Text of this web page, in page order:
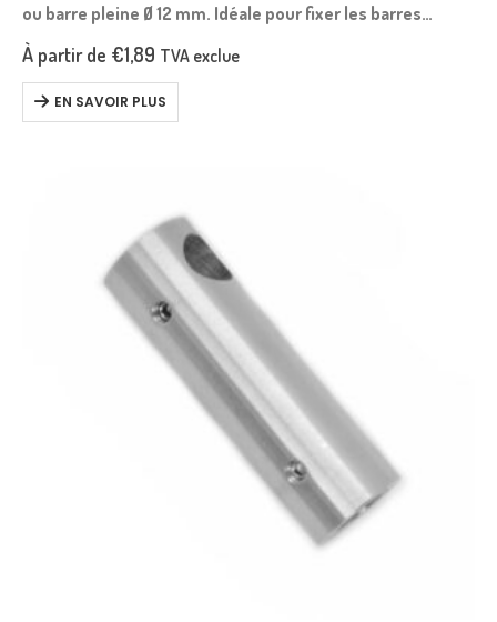
ou barre pleine Ø 12 mm. Idéale pour fixer les barres
verticalement au plafond.
À partir de €1,89 TVA exclue
EN SAVOIR PLUS